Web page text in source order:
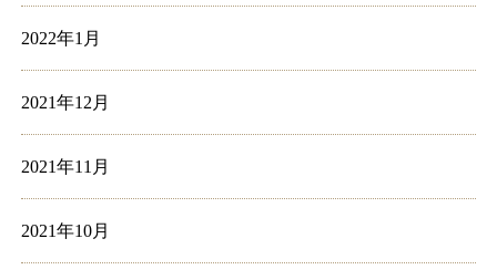
2022年1月
2021年12月
2021年11月
2021年10月